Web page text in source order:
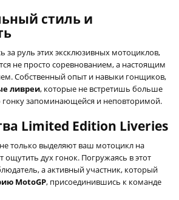
стиль и
за руль этих эксклюзивных мотоциклов,
не просто соревнованием, а настоящим
Собственный опыт и навыки гонщиков,
ливреи, которые не встретишь больше
гонку запоминающейся и неповторимой.
Limited Edition Liveries
только выделяют ваш мотоцикл на
ощутить дух гонок. Погружаясь в этот
а активный участник, который
MotoGP, присоединившись к команде